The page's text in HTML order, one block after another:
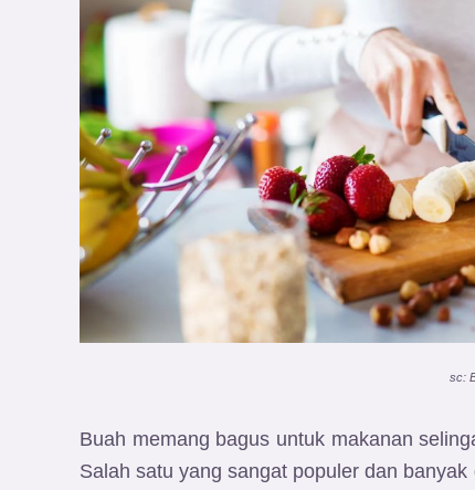
sc:
Buah memang bagus untuk makanan
Salah satu yang sangat populer dan